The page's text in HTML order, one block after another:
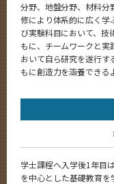
分野、地盤分野、材料分
修により体系的に広く学
び実験科目において、技
もに、チームワークと実
おいて自ら研究を遂行す
もに創造力を涵養できる
学士課程へ入学後1年目
を中心とした基礎教育
5つの特長
学びの体系
都市・環境学コー
5つの特長
学びの体系
エンジニアリング
5つの特長
学びの体系